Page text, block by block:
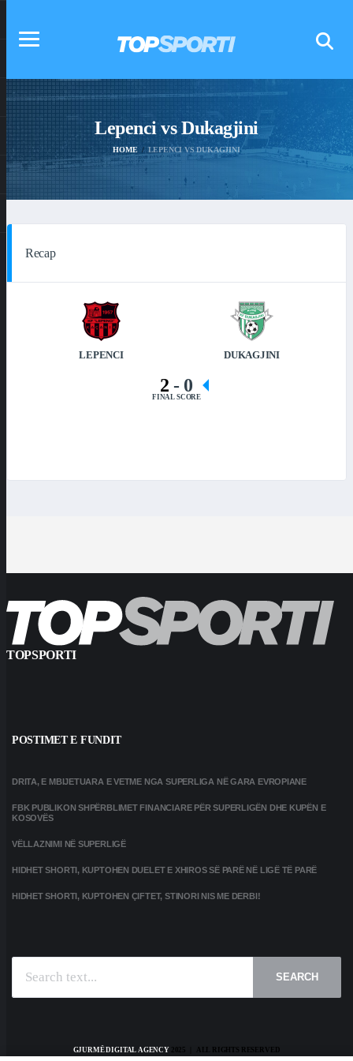
Lepenci vs Dukagjini
HOME LEPENCI VS DUKAGJINI
Recap
LEPENCI DUKAGJINI
2- 0
FINAL SCORE
TOPSPORTI
POSTIMET E FUNDIT
DRITA, E MBIJETUARA E VETME NGA SUPERLIGA NË GARA EVROPIANE
FBK PUBLIKON SHPËRBLIMET FINANCIARE PËR SUPERLIGËN DHE KUPËN E
KOSOVËS
VËLLAZNIMI NË SUPERLIGË
HIDHET SHORTI, KUPTOHEN DUELET E XHIROS SË PARË NË LIGË TË PARË
HIDHET SHORTI, KUPTOHEN ÇIFTET, STINORI NIS ME DERBI!
SEARCH
GJURMË DIGITAL AGENCY2025 | ALL RIGHTS RESERVED